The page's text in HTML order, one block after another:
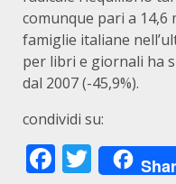
comunque pari a
famiglie italiane
per libri e giornali ha
dal 2007 (-45,9%).
condividi su: